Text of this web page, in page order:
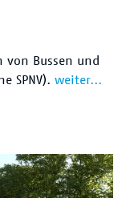
Bussen und
SPNV). weiter...